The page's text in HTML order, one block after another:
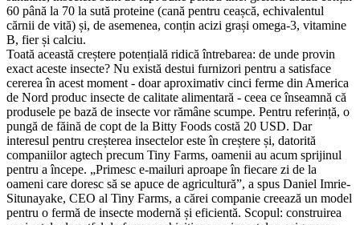
60 până la 70 la sută proteine ​​(cană pentru ceașcă, echivalentul
cărnii de vită) și, de asemenea, conțin acizi grași omega-3, vitamine
B, fier și calciu.
Toată această creștere potențială ridică întrebarea: de unde provin
exact aceste insecte? Nu există destui furnizori pentru a satisface
cererea în acest moment - doar aproximativ cinci ferme din America
de Nord produc insecte de calitate alimentară - ceea ce înseamnă că
produsele pe bază de insecte vor rămâne scumpe. Pentru referință, o
pungă de făină de copt de la Bitty Foods costă 20 USD. Dar
interesul pentru creșterea insectelor este în creștere și, datorită
companiilor agtech precum Tiny Farms, oamenii au acum sprijinul
pentru a începe. „Primesc e-mailuri aproape în fiecare zi de la
oameni care doresc să se apuce de agricultură”, a spus Daniel Imrie-
Situnayake, CEO al Tiny Farms, a cărei companie creează un model
pentru o fermă de insecte modernă și eficientă. Scopul: construirea